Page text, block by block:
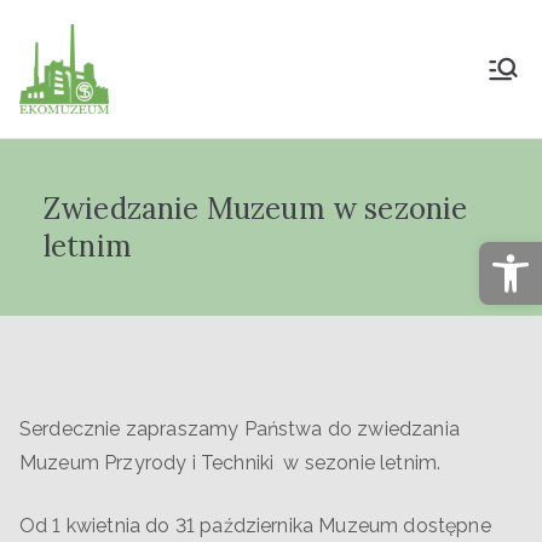
Muzeum Przyrody
"Ekomuzeum" im.
Zwiedzanie Muzeum w sezonie
letnim
Serdecznie zapraszamy Państwa do zwiedzania
Muzeum Przyrody i Techniki w sezonie letnim.
Od 1 kwietnia do 31 października Muzeum dostępne